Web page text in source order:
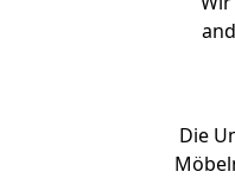
Die